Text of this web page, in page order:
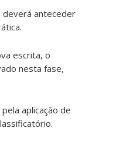
deverá anteceder
escrita, o
nesta fase,
aplicação de